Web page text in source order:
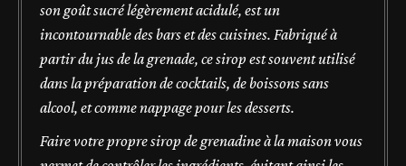
son goût sucré légèrement acidulé, est un
incontournable des bars et des cuisines. Fabriqué à
partir du jus de la grenade, ce sirop est souvent utilisé
dans la préparation de cocktails, de boissons sans
alcool, et comme nappage pour les desserts.
Faire votre propre sirop de grenadine à la maison vous